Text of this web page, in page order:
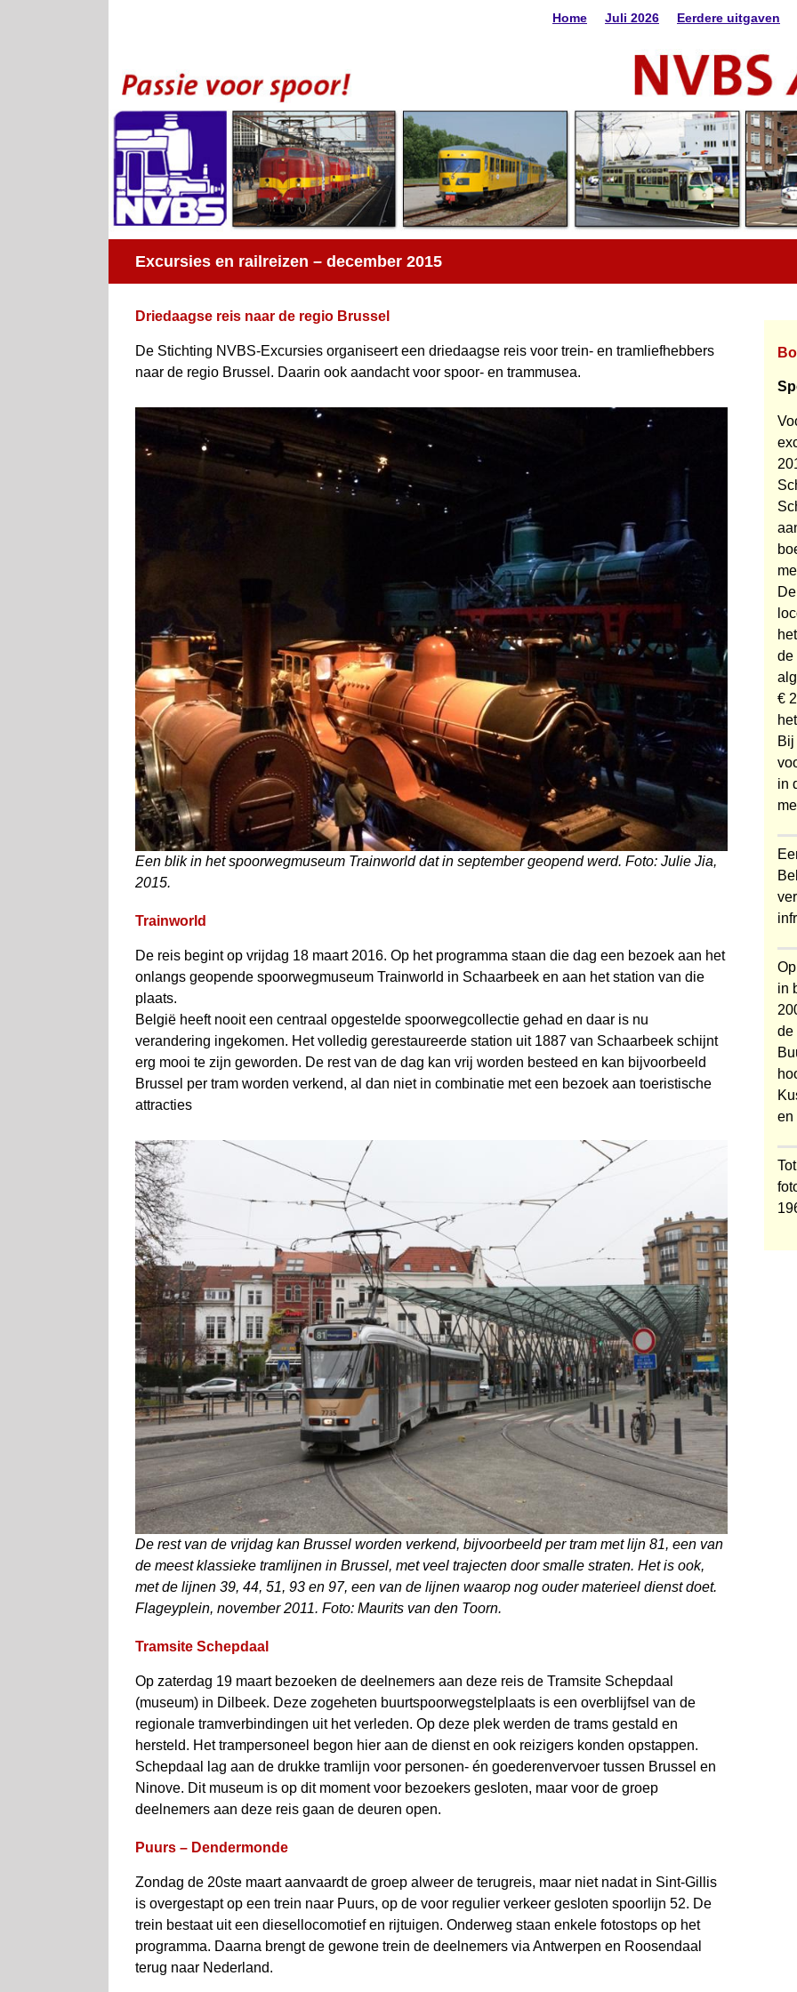
Home Juli 2026 Eerdere uitgaven
Excursies en railreizen – december 2015
Driedaagse reis naar de regio Brussel
De Stichting NVBS-Excursies organiseert een driedaagse reis voor trein- en tramliefhebbers
naar de regio Brussel. Daarin ook aandacht voor spoor- en trammusea.
Een blik in het spoorwegmuseum Trainworld dat in september geopend werd. Foto: Julie Jia,
2015.
Trainworld
De reis begint op vrijdag 18 maart 2016. Op het programma staan die dag een bezoek aan het
onlangs geopende spoorwegmuseum Trainworld in Schaarbeek en aan het station van die
plaats.
België heeft nooit een centraal opgestelde spoorwegcollectie gehad en daar is nu
verandering ingekomen. Het volledig gerestaureerde station uit 1887 van Schaarbeek schijnt
erg mooi te zijn geworden. De rest van de dag kan vrij worden besteed en kan bijvoorbeeld
Brussel per tram worden verkend, al dan niet in combinatie met een bezoek aan toeristische
attracties
De rest van de vrijdag kan Brussel worden verkend, bijvoorbeeld per tram met lijn 81, een van
de meest klassieke tramlijnen in Brussel, met veel trajecten door smalle straten. Het is ook,
met de lijnen 39, 44, 51, 93 en 97, een van de lijnen waarop nog ouder materieel dienst doet.
Flageyplein, november 2011. Foto: Maurits van den Toorn.
Tramsite Schepdaal
Op zaterdag 19 maart bezoeken de deelnemers aan deze reis de Tramsite Schepdaal
(museum) in Dilbeek. Deze zogeheten buurtspoorwegstelplaats is een overblijfsel van de
regionale tramverbindingen uit het verleden. Op deze plek werden de trams gestald en
hersteld. Het trampersoneel begon hier aan de dienst en ook reizigers konden opstappen.
Schepdaal lag aan de drukke tramlijn voor personen- én goederenvervoer tussen Brussel en
Ninove. Dit museum is op dit moment voor bezoekers gesloten, maar voor de groep
deelnemers aan deze reis gaan de deuren open.
Puurs – Dendermonde
Zondag de 20ste maart aanvaardt de groep alweer de terugreis, maar niet nadat in Sint-Gillis
is overgestapt op een trein naar Puurs, op de voor regulier verkeer gesloten spoorlijn 52. De
trein bestaat uit een diesellocomotief en rijtuigen. Onderweg staan enkele fotostops op het
programma. Daarna brengt de gewone trein de deelnemers via Antwerpen en Roosendaal
terug naar Nederland.
de
€
in
in
de
en